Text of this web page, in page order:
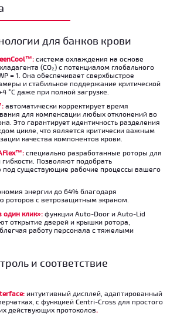
для банков крови
система охлаждения на основе
(CO₂) с потенциалом глобального
= 1. Она обеспечивает сверхбыстрое
и стабильное поддержание критической
°C даже при полной загрузке.
автоматически корректирует время
для компенсации любых отклонений во
Это гарантирует идентичность разделения
цикле, что является критически важным
качества компонентов крови.
специально разработанные роторы для
Позволяют подобрать
под существующие рабочие процессы вашего
энергии до 64% благодаря
роторов с ветрозащитным экраном.
один клик»:функции Auto-Door и Auto-Lid
открытие дверей и крышки ротора,
работу персонала с тяжелыми
и соответствие
интуитивный дисплей, адаптированный
с функцией Centri-Cross для простого
действующих протоколов.